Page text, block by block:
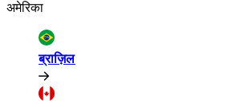
अमेरिका​​
ब्राज़िल​​